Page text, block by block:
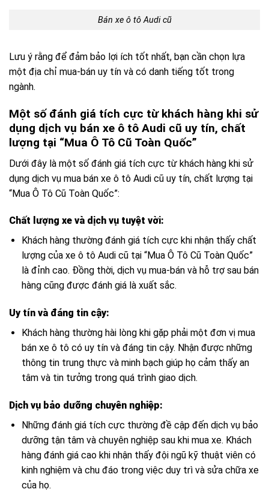
Bán xe ô tô Audi cũ
Lưu ý rằng để đảm bảo lợi ích tốt nhất, bạn cần chọn lựa
một địa chỉ mua-bán uy tín và có danh tiếng tốt trong
ngành.
Một số đánh giá tích cực từ khách hàng khi sử
dụng dịch vụ bán xe ô tô Audi cũ uy tín, chất
lượng tại “Mua Ô Tô Cũ Toàn Quốc”
Dưới đây là một số đánh giá tích cực từ khách hàng khi sử
dụng dịch vụ mua bán xe ô tô Audi cũ uy tín, chất lượng tại
“Mua Ô Tô Cũ Toàn Quốc”:
Chất lượng xe và dịch vụ tuyệt vời:
Khách hàng thường đánh giá tích cực khi nhận thấy chất
lượng của xe ô tô Audi cũ tại “Mua Ô Tô Cũ Toàn Quốc”
là đỉnh cao. Đồng thời, dịch vụ mua-bán và hỗ trợ sau bán
hàng cũng được đánh giá là xuất sắc.
Uy tín và đáng tin cậy:
Khách hàng thường hài lòng khi gặp phải một đơn vị mua
bán xe ô tô có uy tín và đáng tin cậy. Nhận được những
thông tin trung thực và minh bạch giúp họ cảm thấy an
tâm và tin tưởng trong quá trình giao dịch.
Dịch vụ bảo dưỡng chuyên nghiệp:
Những đánh giá tích cực thường đề cập đến dịch vụ bảo
dưỡng tận tâm và chuyên nghiệp sau khi mua xe. Khách
hàng đánh giá cao khi nhận thấy đội ngũ kỹ thuật viên có
kinh nghiệm và chu đáo trong việc duy trì và sửa chữa xe
của họ.